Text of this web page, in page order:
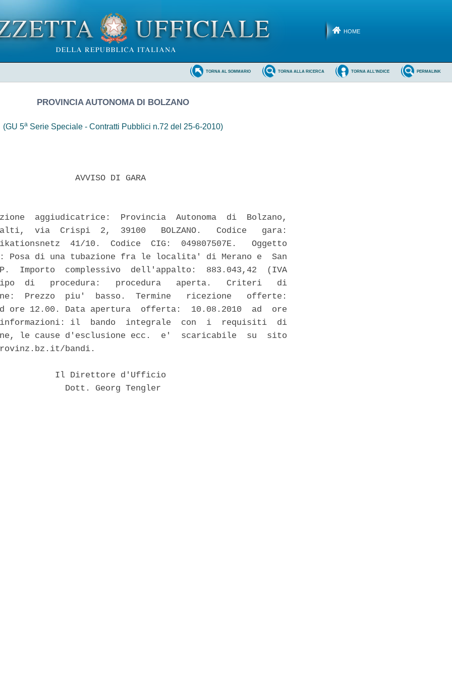
HOME
PERMALINK
TORNA ALL'INDICE
TORNA ALLA RICERCA
TORNA AL SOMMARIO
PROVINCIA AUTONOMA DI BOLZANO
(GU 5a Serie Speciale - Contratti Pubblici n.72 del 25-6-2010)
AVVISO DI GARA
aggiudicatrice:  Provincia  Autonoma  di  Bolzano,
via  Crispi  2,  39100   BOLZANO.   Codice   gara:
41/10.  Codice  CIG:  049807507E.   Oggetto
Posa di una tubazione fra le localita' di Merano e  San
Importo  complessivo  dell'appalto:  883.043,42  (IVA
di   procedura:   procedura   aperta.   Criteri   di
Prezzo  piu'  basso.  Termine   ricezione   offerte:
ore 12.00. Data apertura  offerta:  10.08.2010  ad  ore
il  bando  integrale  con  i  requisiti  di
le cause d'esclusione ecc.  e'  scaricabile  su  sito
bandi.
Il Direttore d'Ufficio
Dott. Georg Tengler